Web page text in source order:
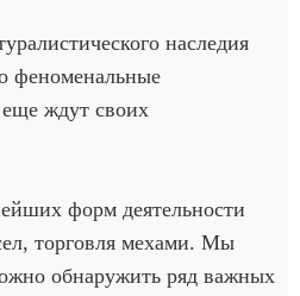
наследия
феноменальные
ждут своих
форм деятельности
торговля мехами. Мы
обнаружить ряд важных